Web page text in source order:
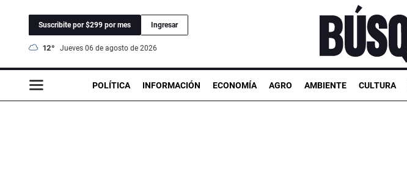
Suscribite por $299 por mes Ingresar
12° jueves 06 de agosto de 2026
POLÍTICA INFORMACIÓN ECONOMÍA AGRO AMBIENTE CULTURA